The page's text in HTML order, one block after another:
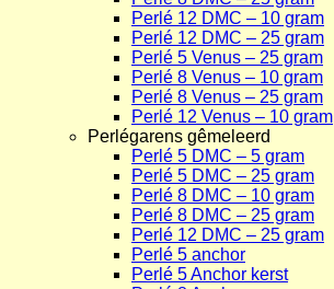
Perlé 12 DMC – 10 gram
Perlé 12 DMC – 25 gram
Perlé 5 Venus – 25 gram
Perlé 8 Venus – 10 gram
Perlé 8 Venus – 25 gram
Perlé 12 Venus – 10 gram
Perlégarens gêmeleerd
Perlé 5 DMC – 5 gram
Perlé 5 DMC – 25 gram
Perlé 8 DMC – 10 gram
Perlé 8 DMC – 25 gram
Perlé 12 DMC – 25 gram
Perlé 5 anchor
Perlé 5 Anchor kerst